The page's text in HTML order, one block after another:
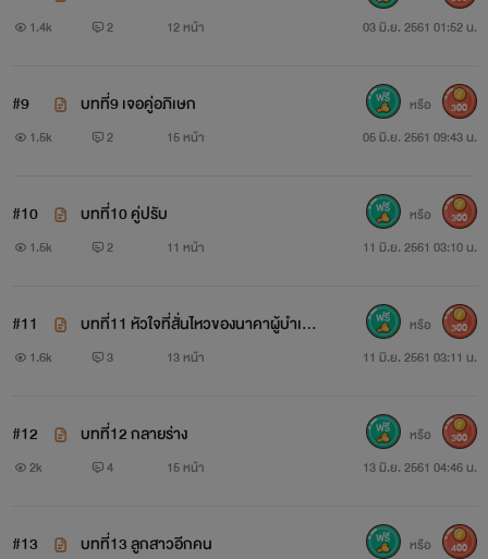
1.4k 2 12 หน้า 03 มิ.ย. 2561 01:52 น.
#9 บทที่9 เจอคู่อภิเษก
1.5k 2 15 หน้า 05 มิ.ย. 2561 09:43 น.
หรือ 300
#10 บทที่10 คู่ปรับ
1.5k 2 11 หน้า 11 มิ.ย. 2561 03:10 น.
หรือ 300
#11
บทที่11 หัวใจที่สั่นไหวของนาคาผู้บำเพ็
ญ
1.6k 3 13 หน้า 11 มิ.ย. 2561 03:11 น.
หรือ 300
#12 บทที่12 กลายร่าง
2k 4 15 หน้า 13 มิ.ย. 2561 04:46 น.
หรือ 300
#13 บทที่13 ลูกสาวอีกคน หรือ 400